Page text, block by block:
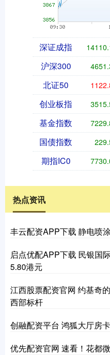
深证成指
沪深300
北证50
创业板指
基金指数
国债指数
期指IC0
热点资讯
丰云配资APP下载 静电喷
启点优配APP下载 民银国
5.80港元
江西股票配资官网 约基奇
西部标杆
创融配资平台 鸿狐大厅房
优先配资官网 速看！花都